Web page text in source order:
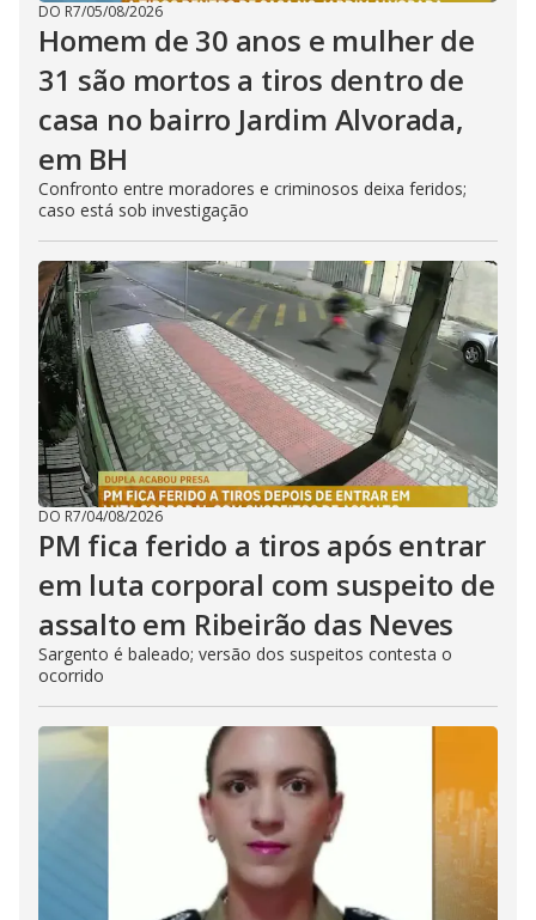
DO R7/05/08/2026
Homem de 30 anos e mulher de
31 são mortos a tiros dentro de
casa no bairro Jardim Alvorada,
em BH
Confronto entre moradores e criminosos deixa feridos;
caso está sob investigação
DO R7/04/08/2026
PM fica ferido a tiros após entrar
em luta corporal com suspeito de
assalto em Ribeirão das Neves
Sargento é baleado; versão dos suspeitos contesta o
ocorrido